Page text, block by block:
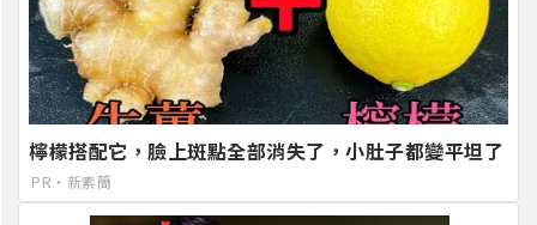
檸檬搭配它，臉上斑點全部消失了，小肚子都變平坦了
PR・新素簡